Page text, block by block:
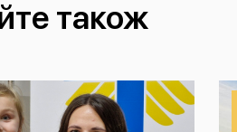
також